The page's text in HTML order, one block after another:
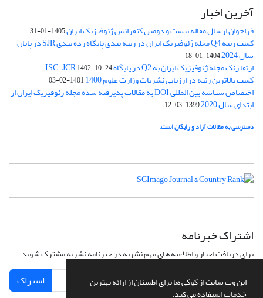
این وب سایت از کوکی ها برای اطمینان از ارائه بهترین
خدمات استفاده می کند.
آخرین اخبار
فراخوان ارسال مقاله بیست و دومین کنفرانس ژئوفیزیک ایران1405-01-31
کسب رتبه Q4 مجله ژئوفیزیک ایران در رتبه بندی پایگاه رده بندی SJR در پایان
سال 2024 1404-01-18
ارتقا رنک مجله ژئوفیزیک ایران به Q2 در پایگاه ISC_JCR 1402-10-24
کسب بالاترین رتبه در ارزیابی نشریات وزارت علوم 1400 1401-02-03
اختصاص شناسه بین المللی DOI به مقالات پذیرفته شده مجله ژئوفیزیک ایران از
ابتدای سال 2020 1399-03-12
دسترسی به مقالات آزاد و رایگان است.
اشتراک خبرنامه
برای دریافت اخبار و اطلاعیه های مهم نشریه در خبرنامه نشریه مشترک شوید.
اشتراک